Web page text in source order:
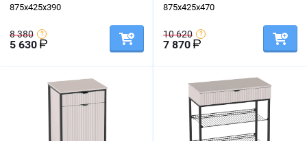
875х425х390
8 380
5 630
875х425х470
10 620
7 870